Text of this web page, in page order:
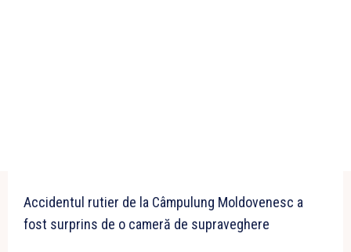
Accidentul rutier de la Câmpulung Moldovenesc a
fost surprins de o cameră de supraveghere